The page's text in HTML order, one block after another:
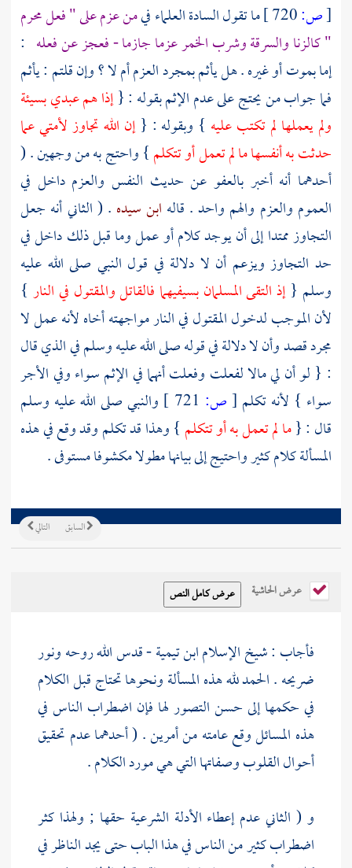
[ص: ما تقول السادة العلماء فيمن عزم على " فعل محرم
" كالزنا والسرقة وشرب الخمر عزما جازما - فعجز عن فعله :
إما بموت أو غيره . هل يأثم بمجرد العزم أم لا ؟ وإن قلتم : يأثم
فما جواب من يحتج على عدم الإثم بقوله : {إذا هم عبدي بسيئة
ولم يعملها لم تكتب عليه } وبقوله : {إن الله تجاوز لأمتي عما
حدثت به أنفسها ما لم تعمل أو تتكلم} واحتج به من وجهين . (
أحدهما أنه أخبر بالعفو عن حديث النفس والعزم داخل في
العموم والعزم والهم واحد . قاله ابن سيده . ( الثاني أنه جعل
التجاوز ممتدا إلى أن يوجد كلام أو عمل وما قبل ذلك داخل في
حد التجاوز ويزعم أن لا دلالة في قول النبي صلى الله عليه
وسلم {إذ التقى المسلمان بسيفيهما فالقاتل والمقتول في النار }
لأن الموجب لدخول المقتول في النار مواجهته أخاه لأنه عمل لا
مجرد قصد وأن لا دلالة في قوله صلى الله عليه وسلم في الذي قال
: { لو أن لي مالا لفعلت وفعلت أنهما في الإثم سواء وفي الأجر
سواء } لأنه تكلم [ص:
والنبي صلى الله عليه وسلم
قال : {ما لم تعمل به أو تتكلم } وهذا قد تكلم وقد وقع في هذه
المسألة كلام كثير واحتيج إلى بيانها مطولا مكشوفا مستوفى .
التالي السابق
عرض الحاشية
فأجاب : شيخ الإسلامابن تيمية- قدس الله روحه ونور
ضريحه . الحمد لله هذه المسألة ونحوها تحتاج قبل الكلام
في حكمها إلى حسن التصور لها فإن اضطراب الناس في
هذه المسائل وقع عامته من أمرين . ( أحدهما عدم تحقيق
أحوال القلوب وصفاتها التي هي مورد الكلام .
و ( الثاني عدم إعطاء الأدلة الشرعية حقها ; ولهذا كثر
اضطراب كثير من الناس في هذا الباب حتى يجد الناظر في